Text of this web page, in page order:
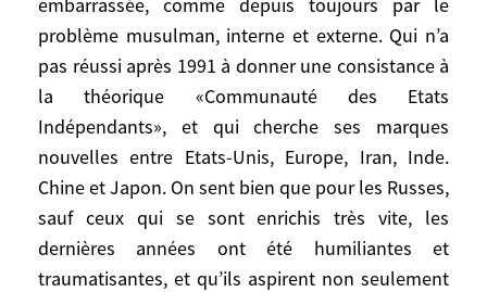
problème musulman, interne et externe. Qui n’a
pas réussi après 1991 à donner une consistance à
la théorique «Communauté des Etats
Indépendants», et qui cherche ses marques
nouvelles entre Etats-Unis, Europe, Iran, Inde.
Chine et Japon. On sent bien que pour les Russes,
sauf ceux qui se sont enrichis très vite, les
dernières années ont été humiliantes et
traumatisantes, et qu’ils aspirent non seulement
redevenue un Etat-nation(s). Une Russie
multiethnique de cent quarante millions
d’habitants, dont vingt millions de
musulmans, vingt cinq millions d’autres
russes se trouvant désormais dans des
pays de «l’étranger proche» devenus
indépendants. Une Russie à nouveau
orthodoxe, inquiète et embarrassée,
comme depuis toujours par le problème
musulman, interne et externe. Qui n’a pas